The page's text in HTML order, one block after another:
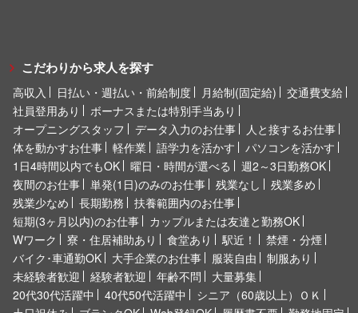
こだわりから求人を探す
高収入 日払い・週払い・前給制度 月給制(固定給)
交通費支給
社員登用あり
ボーナスまたは特別手当あり
オープニングスタッフ
データ入力のお仕事
人と接するお仕事
体を動かすお仕事
軽作業 語学力を活かす
パソコンを活かす
1日4時間以内でもOK
曜日・時間が選べる
週2～3日勤務OK
夜間のお仕事
単発(1日)のみのお仕事 残業なし
残業多め
残業少なめ
長期勤務
扶養範囲内のお仕事
短期(3ヶ月以内)のお仕事
カップルまたは友達と勤務OK
Wワーク
寮・住居補助あり 食堂あり 駅近！
禁煙・分煙
バイク･車通勤OK
大手企業のお仕事 服装自由
制服あり
未経験者歓迎
経験者歓迎 年齢不問
大量募集
20代30代活躍中
40代50代活躍中
シニア（60歳以上）ＯＫ